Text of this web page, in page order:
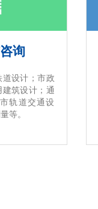
询
设计；市政
筑设计；通
轨道交通设
等。